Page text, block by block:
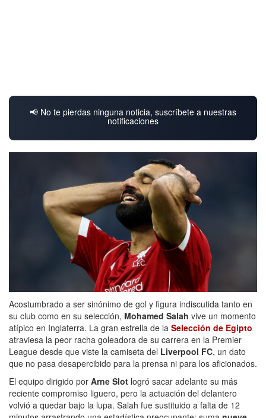
📢 No te pierdas ninguna noticia, suscríbete a nuestras
notificaciones
Acostumbrado a ser sinónimo de gol y figura indiscutida tanto en
su club como en su selección, Mohamed Salah vive un momento
atípico en Inglaterra. La gran estrella de la Selección de Egipto
atraviesa la peor racha goleadora de su carrera en la Premier
League desde que viste la camiseta del Liverpool FC, un dato
que no pasa desapercibido para la prensa ni para los aficionados.
El equipo dirigido por Arne Slot logró sacar adelante su más
reciente compromiso liguero, pero la actuación del delantero
volvió a quedar bajo la lupa. Salah fue sustituido a falta de 12